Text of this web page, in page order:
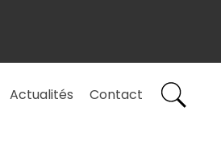
Actualités Contact